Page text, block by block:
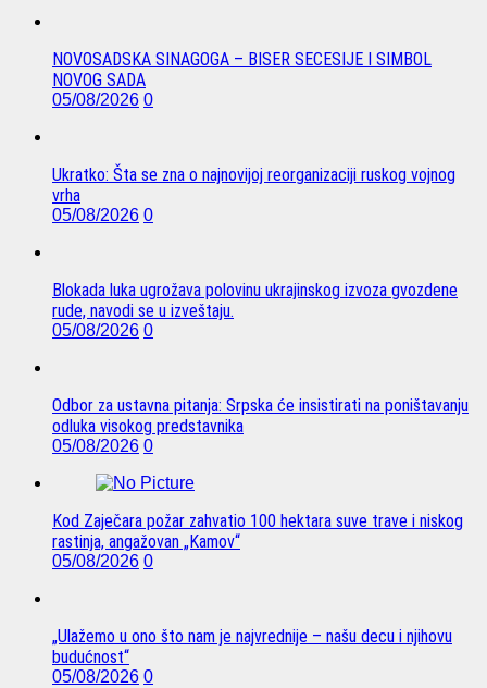
NOVOSADSKA SINAGOGA – BISER SECESIJE I SIMBOL
NOVOG SADA
05/08/2026 0
Ukratko: Šta se zna o najnovijoj reorganizaciji ruskog vojnog
vrha
05/08/2026 0
Blokada luka ugrožava polovinu ukrajinskog izvoza gvozdene
rude, navodi se u izveštaju.
05/08/2026 0
Odbor za ustavna pitanja: Srpska će insistirati na poništavanju
odluka visokog predstavnika
05/08/2026 0
Kod Zaječara požar zahvatio 100 hektara suve trave i niskog
rastinja, angažovan „Kamov“
05/08/2026 0
„Ulažemo u ono što nam je najvrednije – našu decu i njihovu
budućnost“
05/08/2026 0